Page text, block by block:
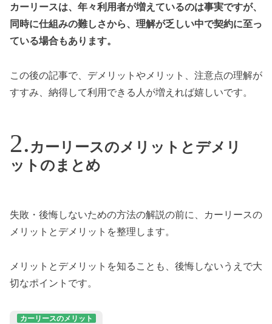
カーリースは、年々利用者が増えているのは事実ですが、
同時に仕組みの難しさから、理解が乏しい中で契約に至っ
ている場合もあります。
この後の記事で、デメリットやメリット、注意点の理解が
すすみ、納得して利用できる人が増えれば嬉しいです。
カーリースのメリットとデメリ
ットのまとめ
失敗・後悔しないための方法の解説の前に、カーリースの
メリットとデメリットを整理します。
メリットとデメリットを知ることも、後悔しないうえで大
切なポイントです。
カーリースのメリット